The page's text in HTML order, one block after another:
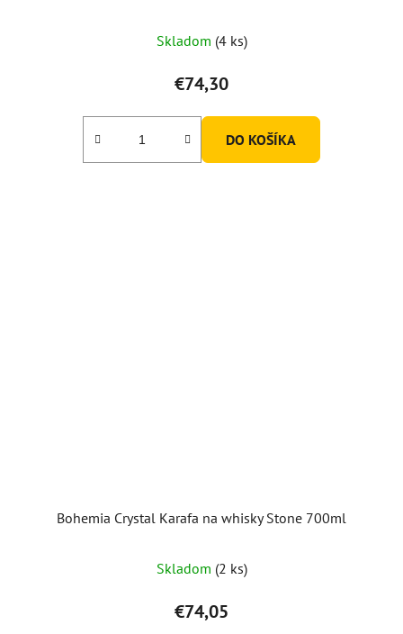
Skladom (4 ks)
€74,30
DO KOŠÍKA
Bohemia Crystal Karafa na whisky Stone 700ml
hodnotenie
produktu
je
Skladom (2 ks)
€74,05